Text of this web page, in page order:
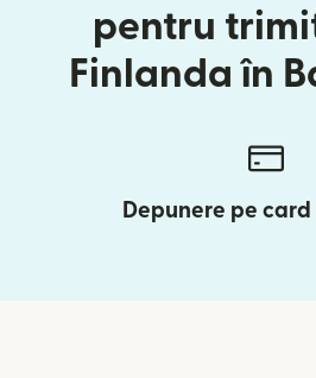
pentru
Finlanda în
Depunere pe